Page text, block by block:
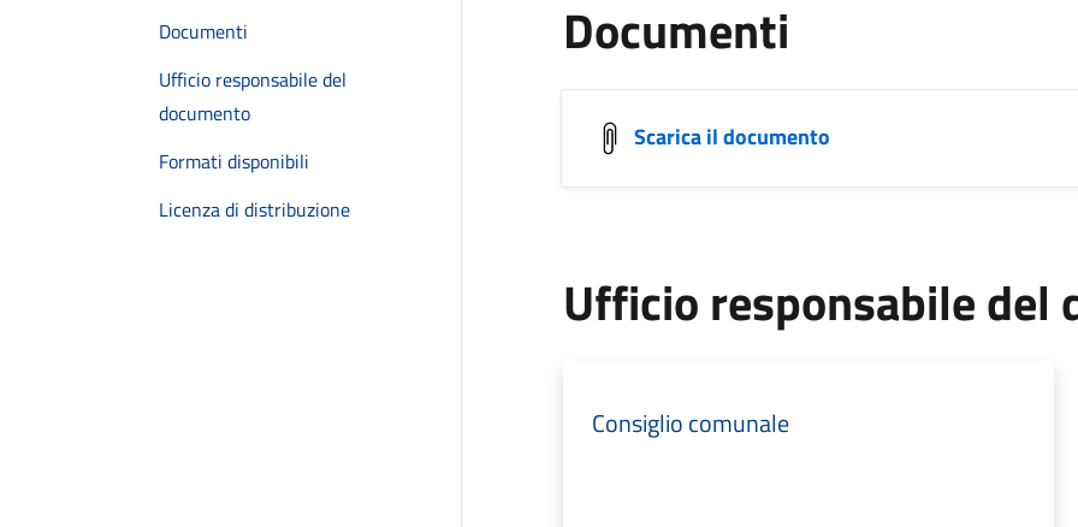
Documenti
Ufficio responsabile del
documento
Formati disponibili
Licenza di distribuzione
Documenti
Scarica il documento
Ufficio responsabile del
Consiglio comunale